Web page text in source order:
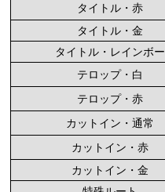
タイトル・赤
タイトル・金
タイトル・レインボー
テロップ・白
テロップ・赤
カットイン・通常
カットイン・赤
カットイン・金